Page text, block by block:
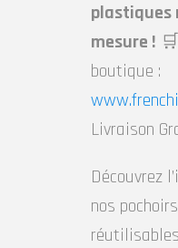
plastiques
mesure !
boutique :
Livraison
Découvrez
nos